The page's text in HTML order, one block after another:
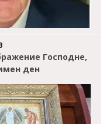
Господне,
ден